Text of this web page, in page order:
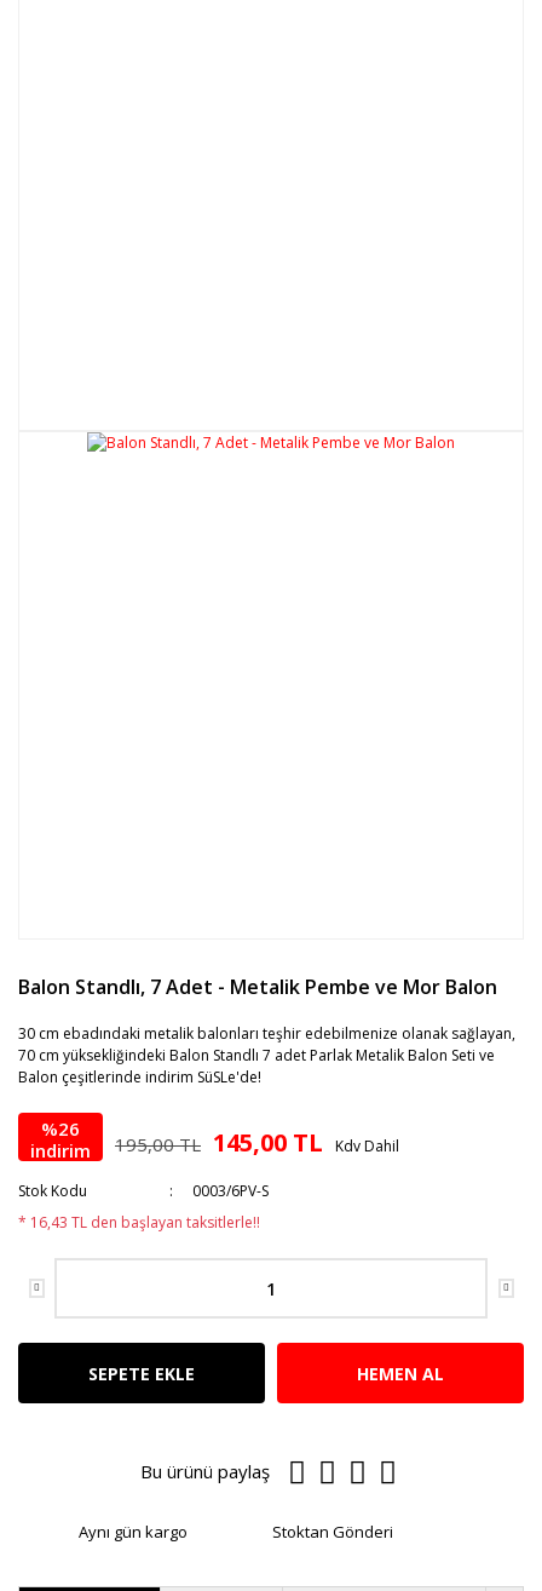
Balon Standlı, 7 Adet - Metalik Pembe ve Mor Balon
30 cm ebadındaki metalik balonları teşhir edebilmenize olanak sağlayan,
70 cm yüksekliğindeki Balon Standlı 7 adet Parlak Metalik Balon Seti ve
Balon çeşitlerinde indirim SüSLe'de!
%26
indirim
195,00 TL 145,00 TL Kdv Dahil
Stok Kodu
0003/6PV-S
* 16,43 TL den başlayan taksitlerle!!
SEPETE EKLE HEMEN AL
Bu ürünü paylaş
Aynı gün kargo Stoktan Gönderi